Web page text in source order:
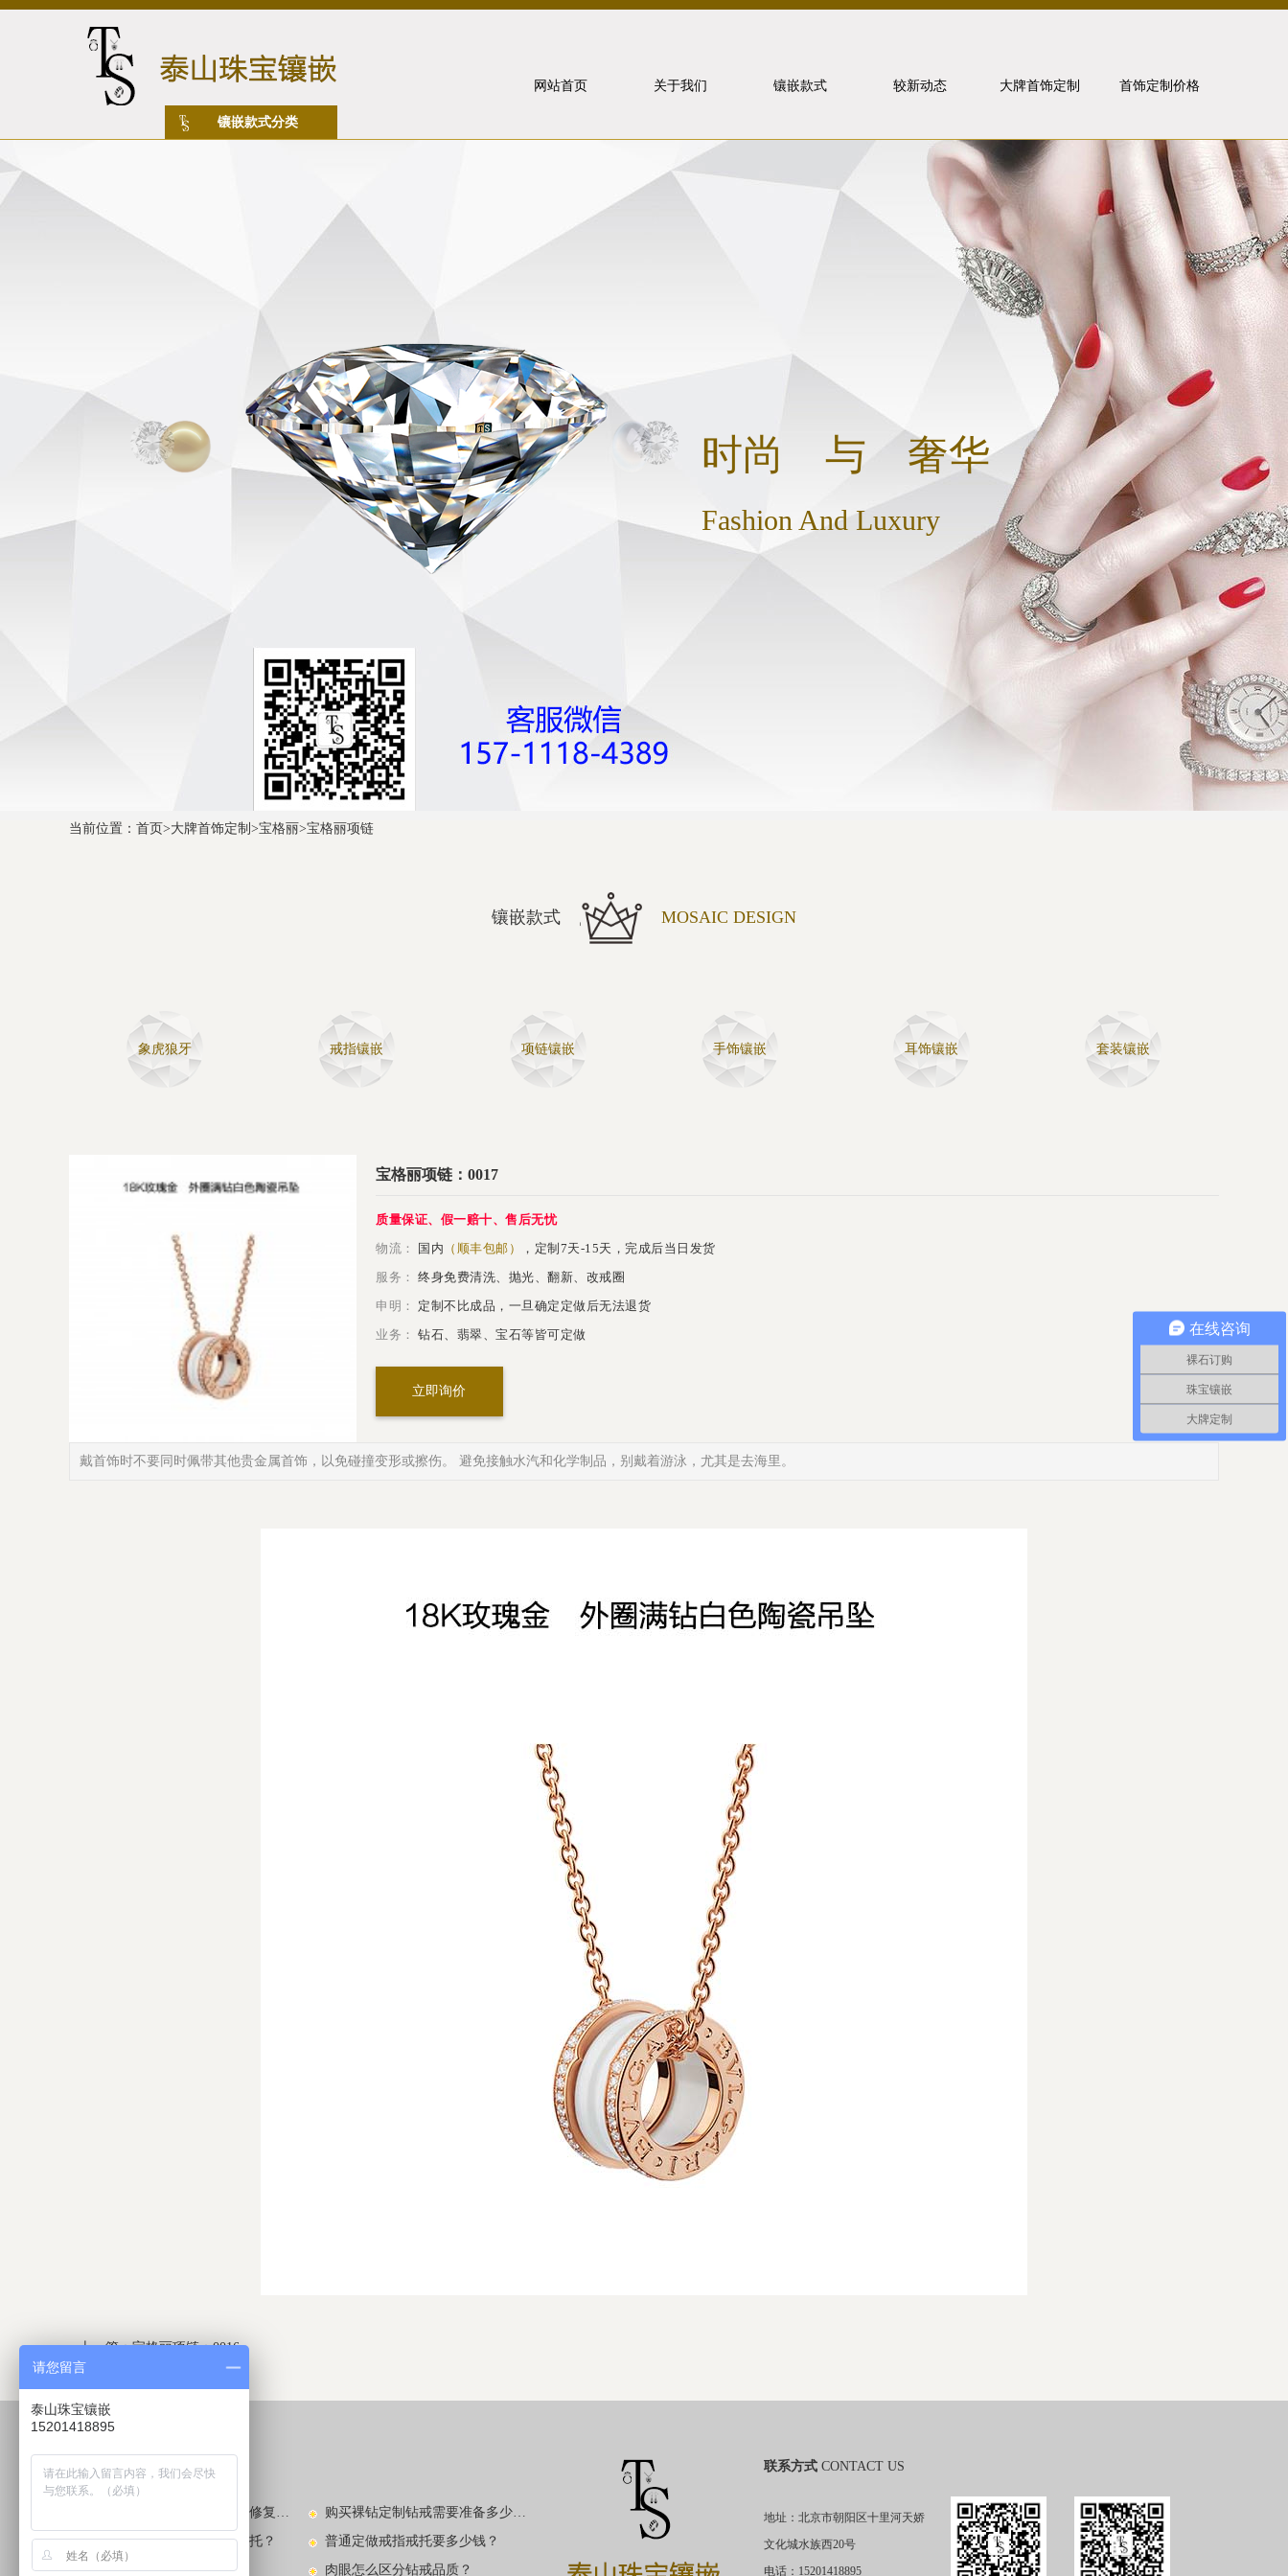
网站首页 关于我们
联系我们
重要事件
镶嵌款式 较新动态
金价走势
大牌首饰定制
宝格丽
梵克雅宝
首饰定制价格
镶嵌款式分类
时尚 与 奢华
Fashion And Luxury
当前位置： 首页>大牌首饰定制 >宝格丽>宝格丽项链
镶嵌款式 MOSAIC DESIGN
象虎狼牙 戒指镶嵌 项链镶嵌 手饰镶嵌 耳饰镶嵌 套装镶嵌
宝格丽项链：0017
质量保证、假一赔十、售后无忧
物流：
国内 （顺丰包邮）
，定制7天-15天，完成后当日发货
服务：
终身免费清洗、抛光、翻新、改戒圈
申明：
定制不比成品，一旦确定定做后无法退货
业务：
钻石、翡翠、宝石等皆可定做
立即询价
戴首饰时不要同时佩带其他贵金属首饰，以免碰撞变形或擦伤。 避免接触水汽和化学制品，别戴着游泳，尤其是去海里。
上一篇：宝格丽项链：0016
下一篇：
较新动态 LATEST NEWS​
钻戒款式不喜欢去哪里换戒托？
普通定做戒指戒托要多少钱？
看图识别中国玉手镯款式
肉眼怎么区分钻戒品质？
联系方式 CONTACT US
地址：北京市朝阳区十里河天娇
文化城水族西20号
电话：15201418895
在线咨询
裸石订购
珠宝镶嵌
大牌定制
请您留言
泰山珠宝镶嵌
15201418895